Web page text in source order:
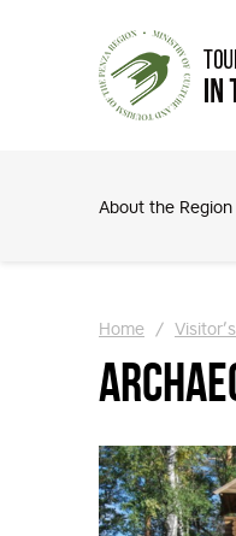
About the Region
Home /